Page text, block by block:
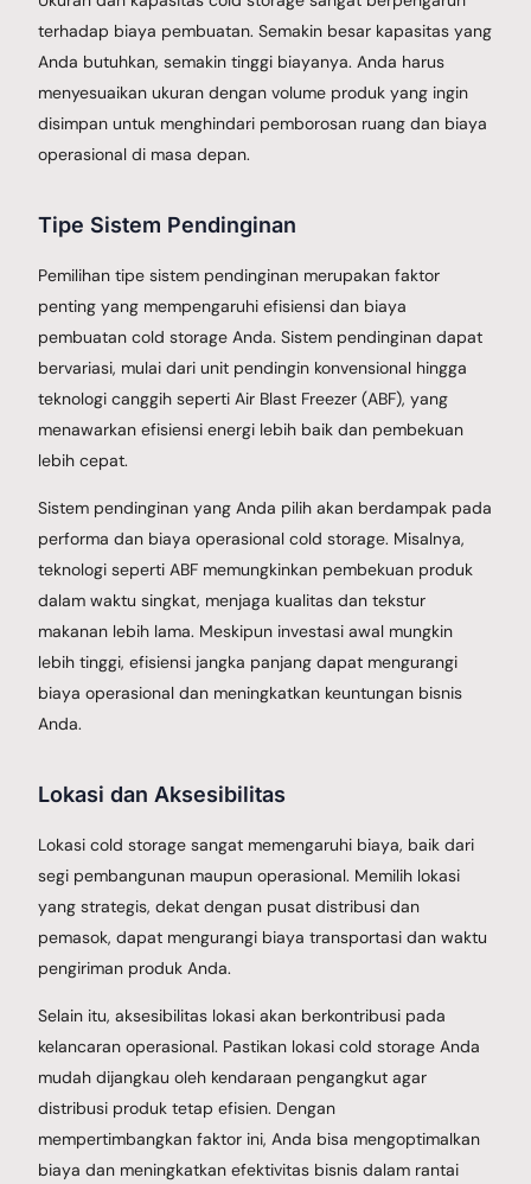
terhadap biaya pembuatan. Semakin besar kapasitas yang
Anda butuhkan, semakin tinggi biayanya. Anda harus
menyesuaikan ukuran dengan volume produk yang ingin
disimpan untuk menghindari pemborosan ruang dan biaya
operasional di masa depan.
Tipe Sistem Pendinginan
Pemilihan tipe sistem pendinginan merupakan faktor
penting yang mempengaruhi efisiensi dan biaya
pembuatan cold storage Anda. Sistem pendinginan dapat
bervariasi, mulai dari unit pendingin konvensional hingga
teknologi canggih seperti Air Blast Freezer (ABF), yang
menawarkan efisiensi energi lebih baik dan pembekuan
lebih cepat.
Sistem pendinginan yang Anda pilih akan berdampak pada
performa dan biaya operasional cold storage. Misalnya,
teknologi seperti ABF memungkinkan pembekuan produk
dalam waktu singkat, menjaga kualitas dan tekstur
makanan lebih lama. Meskipun investasi awal mungkin
lebih tinggi, efisiensi jangka panjang dapat mengurangi
biaya operasional dan meningkatkan keuntungan bisnis
Anda.
Lokasi dan Aksesibilitas
Lokasi cold storage sangat memengaruhi biaya, baik dari
segi pembangunan maupun operasional. Memilih lokasi
yang strategis, dekat dengan pusat distribusi dan
pemasok, dapat mengurangi biaya transportasi dan waktu
pengiriman produk Anda.
Selain itu, aksesibilitas lokasi akan berkontribusi pada
kelancaran operasional. Pastikan lokasi cold storage Anda
mudah dijangkau oleh kendaraan pengangkut agar
distribusi produk tetap efisien. Dengan
mempertimbangkan faktor ini, Anda bisa mengoptimalkan
biaya dan meningkatkan efektivitas bisnis dalam rantai